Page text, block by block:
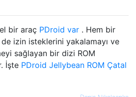
bir araç PDroid var . Hem bir
izin isteklerini yakalamayı ve
sağlayan bir dizi ROM
İşte PDroid Jellybean ROM Çatal